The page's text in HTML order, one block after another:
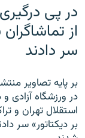
در پی
از
سر دادند
بر پایه تصاویر
در ورزشگاه آزادی
استقلال تهران و
بر دیکتاتور» سر